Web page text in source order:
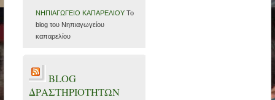
ΝΗΠΙΑΓΩΓΕΙΟ ΚΑΠΑΡΕΛΙΟΥΤο
blog του Νηπιαγωγείου
καπαρελίου
BLOG
ΔΡΑΣΤΗΡΙΟΤΗΤΩΝ